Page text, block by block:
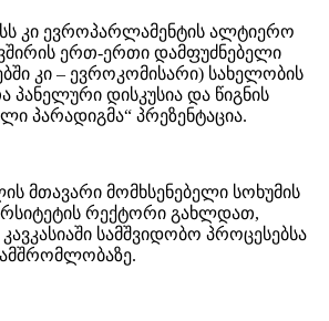
კი ევროპარლამენტის ალტიერო
ერთ-ერთი დამფუძნებელი
კი – ევროკომისარი) სახელობის
პანელური დისკუსია და წიგნის
პარადიგმა“ პრეზენტაცია.
მთავარი მომხსენებელი სოხუმის
რექტორი გახლდათ,
სამშვიდობო პროცესებსა